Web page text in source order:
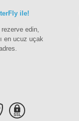
ile!
edin,
en ucuz uçak